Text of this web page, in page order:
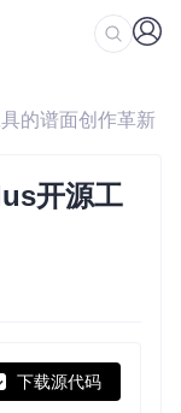
的谱面创作革新
开源工
下载源代码